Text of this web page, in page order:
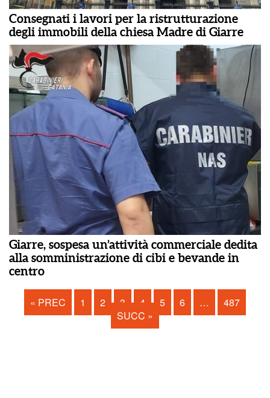
Consegnati i lavori per la ristrutturazione
degli immobili della chiesa Madre di Giarre
Giarre, sospesa un’attività commerciale dedita
alla somministrazione di cibi e bevande in
centro
« PREC 1 2 3 4 5 6 …
487
SUCC »